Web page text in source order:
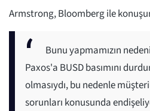
Armstrong, Bloomberg ile
Bunu yapmamızın
Paxos'a BUSD basımını
olmasıydı, bu nedenle
sorunları konusunda